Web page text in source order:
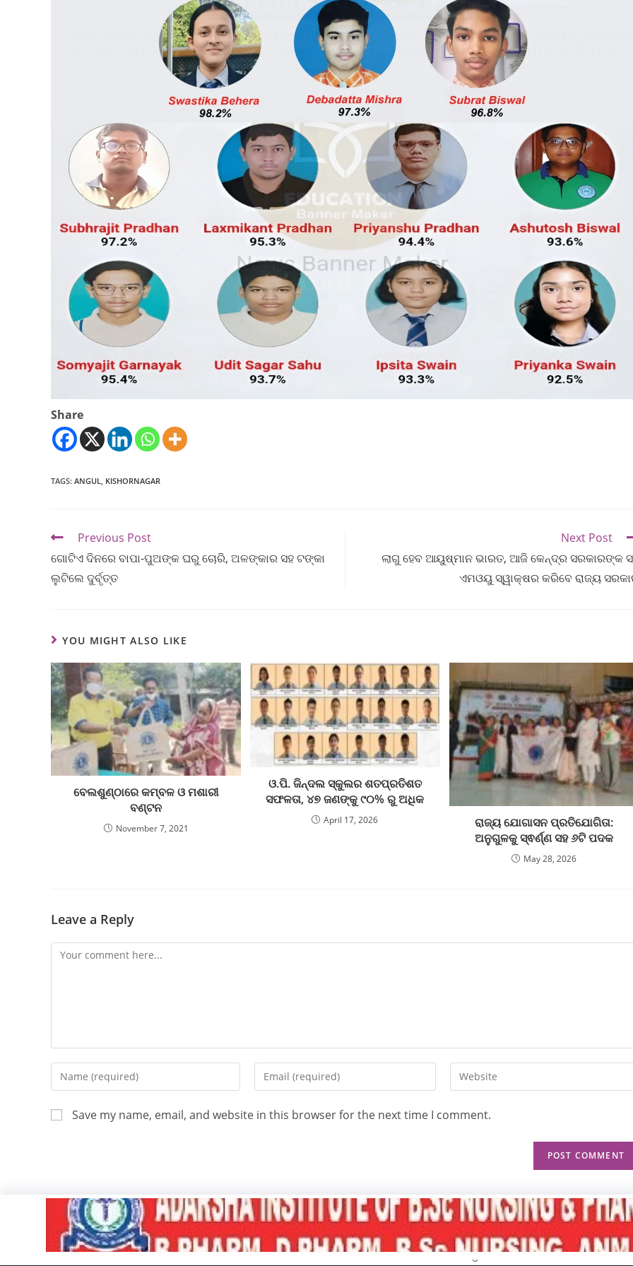
Share
TAGS: ANGUL, KISHORNAGAR
Previous Post
ଗୋଟିଏ ଦିନରେ ବାପା-ପୁଅଙ୍କ ଘରୁ ଚୋରି, ଅଳଙ୍କାର ସହ ଟଙ୍କା
ଲୁଟିଲେ ଦୁର୍ବୃତ୍ତ
Next Post
ଲାଗୁ ହେବ ଆୟୁଷ୍ମାନ ଭାରତ, ଆଜି କେନ୍ଦ୍ର ସରକାରଙ୍କ
ଏମଓୟୁ ସ୍ୱାକ୍ଷର କରିବେ ରାଜ୍ୟ
YOU MIGHT ALSO LIKE
ବେଲଶୁଣ୍ଠାରେ କମ୍ବଳ ଓ ମଶାରୀ
ବଣ୍ଟନ
November 7, 2021
ଓ.ପି. ଜିନ୍ଦଲ ସ୍କୁଲର ଶତପ୍ରତିଶତ
ସଫଳତା, ୪୭ ଜଣଙ୍କୁ ୯୦% ରୁ ଅଧିକ
April 17, 2026
ରାଜ୍ୟ ଯୋଗାସନ ପ୍ରତିଯୋଗିତା:
ଅନୁଗୁଳକୁ ସ୍ଵର୍ଣ୍ଣ ସହ ୬ଟି ପଦକ
May 28, 2026
Leave a Reply
Save my name, email, and website in this browser for the next time I comment.
Home
Copyright 2026 - ATV Angul All Rights Reserved
Made with ❤️ By UPDIGIT
×